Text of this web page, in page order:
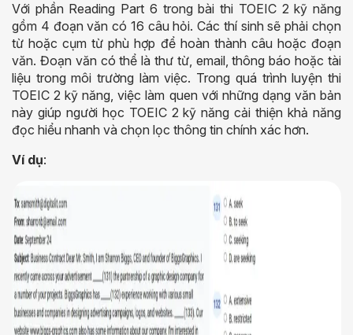
Với phần Reading Part 6 trong bài thi TOEIC 2 kỹ năng
gồm 4 đoạn văn có 16 câu hỏi. Các thí sinh sẽ phải chọn
từ hoặc cụm từ phù hợp để hoàn thành câu hoặc đoạn
văn. Đoạn văn có thể là thư từ, email, thông báo hoặc tài
liệu trong môi trường làm việc. Trong quá trình luyện thi
TOEIC 2 kỹ năng, việc làm quen với những dạng văn bản
này giúp người học TOEIC 2 kỹ năng cải thiện khả năng
đọc hiểu nhanh và chọn lọc thông tin chính xác hơn.
Ví dụ: